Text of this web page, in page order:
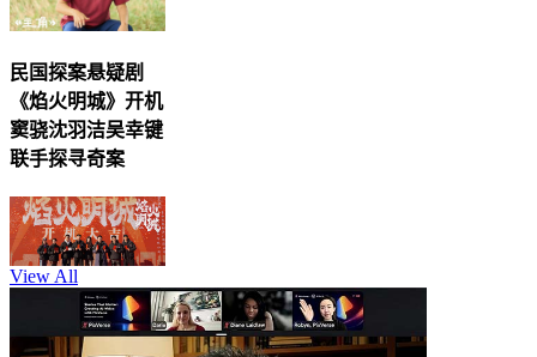
民国探案悬疑剧
《焰火明城》开机
窦骁沈羽洁吴幸键
联手探寻奇案
View All